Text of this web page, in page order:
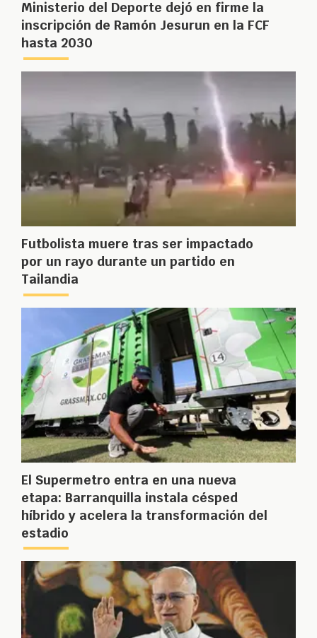
Ministerio del Deporte dejó en firme la
inscripción de Ramón Jesurun en la FCF
hasta 2030
Futbolista muere tras ser impactado
por un rayo durante un partido en
Tailandia
El Supermetro entra en una nueva
etapa: Barranquilla instala césped
híbrido y acelera la transformación del
estadio